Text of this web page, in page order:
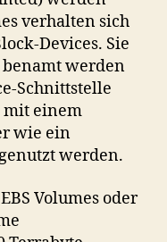
verhalten sich
Devices. Sie
werden
Schnittstelle
mit einem
wie ein
werden.
Volumes oder